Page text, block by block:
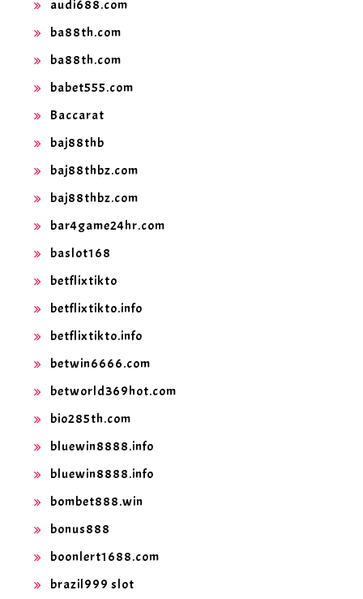
audi688.com
ba88th.com
ba88th.com
babet555.com
Baccarat
baj88thb
baj88thbz.com
baj88thbz.com
bar4game24hr.com
baslot168
betflixtikto
betflixtikto.info
betflixtikto.info
betwin6666.com
betworld369hot.com
bio285th.com
bluewin8888.info
bluewin8888.info
bombet888.win
bonus888
boonlert1688.com
brazil999 slot